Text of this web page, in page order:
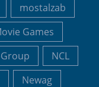
mostalzab
Games
NCL
Newag